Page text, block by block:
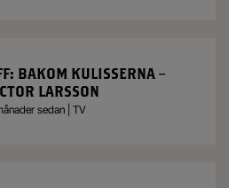
BAKOM KULISSERNA –
LARSSON
sedan | TV